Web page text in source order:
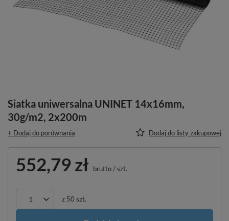
Siatka uniwersalna UNINET 14x16mm,
30g/m2, 2x200m
+ Dodaj do porównania Dodaj do listy zakupowej
552,79 zł brutto/szt.
z 50 szt.